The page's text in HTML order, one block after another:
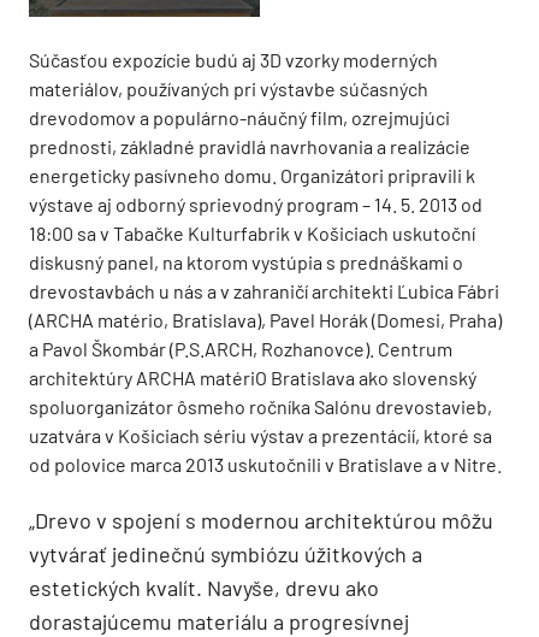
Súčasťou expozície budú aj 3D vzorky moderných
materiálov, používaných pri výstavbe súčasných
drevodomov a populárno-náučný film, ozrejmujúci
prednosti, základné pravidlá navrhovania a realizácie
energeticky pasívneho domu. Organizátori pripravili k
výstave aj odborný sprievodný program – 14. 5. 2013 od
18:00 sa v Tabačke Kulturfabrik v Košiciach uskutoční
diskusný panel, na ktorom vystúpia s prednáškami o
drevostavbách u nás a v zahraničí architekti Ľubica Fábri
(ARCHA matério, Bratislava), Pavel Horák (Domesi, Praha)
a Pavol Škombár (P.S.ARCH, Rozhanovce). Centrum
architektúry ARCHA matériO Bratislava ako slovenský
spoluorganizátor ôsmeho ročníka Salónu drevostavieb,
uzatvára v Košiciach sériu výstav a prezentácií, ktoré sa
od polovice marca 2013 uskutočnili v Bratislave a v Nitre.
„Drevo v spojení s modernou architektúrou môžu
vytvárať jedinečnú symbiózu úžitkových a
estetických kvalít. Navyše, drevu ako
dorastajúcemu materiálu a progresívnej